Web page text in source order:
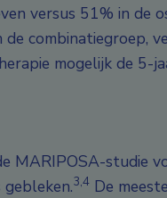
versus 51% in de
combinatiegroep,
mogelijk de 5-
MARIPOSA-studie
3,4 De